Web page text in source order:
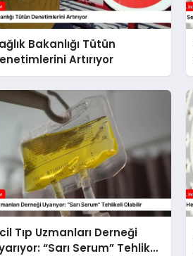
Bakanlığı Tütün
Artırıyor
Tıp Uzmanları Derneği
“Sarı Serum” Tehlikeli